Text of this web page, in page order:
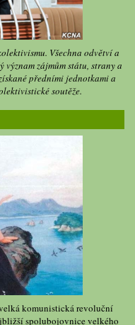
Všechna odvětví a
zájmům státu, strany a
předními jednotkami a
soutěže.
komunistická revoluční
spolubojovnice velkého